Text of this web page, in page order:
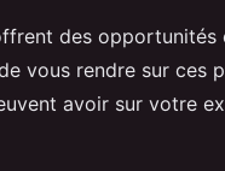
des opportunités
vous rendre sur ces
avoir sur votre